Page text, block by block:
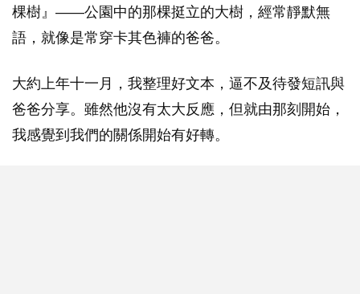
棵樹』——公園中的那棵挺立的大樹，經常靜默無
語，就像是常穿卡其色褲的爸爸。
大約上年十一月，我整理好文本，逼不及待發短訊與
爸爸分享。雖然他沒有太大反應，但就由那刻開始，
我感覺到我們的關係開始有好轉。